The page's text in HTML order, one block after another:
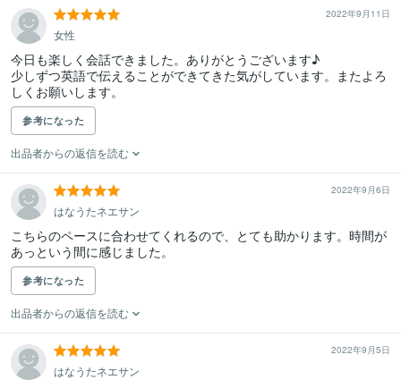
2022年9月11日
女性
今日も楽しく会話できました。ありがとうございます♪
少しずつ英語で伝えることができてきた気がしています。またよろ
しくお願いします。
参考になった
出品者からの返信を読む
2022年9月6日
はなうたネエサン
こちらのペースに合わせてくれるので、とても助かります。時間が
あっという間に感じました。
参考になった
出品者からの返信を読む
2022年9月5日
はなうたネエサン